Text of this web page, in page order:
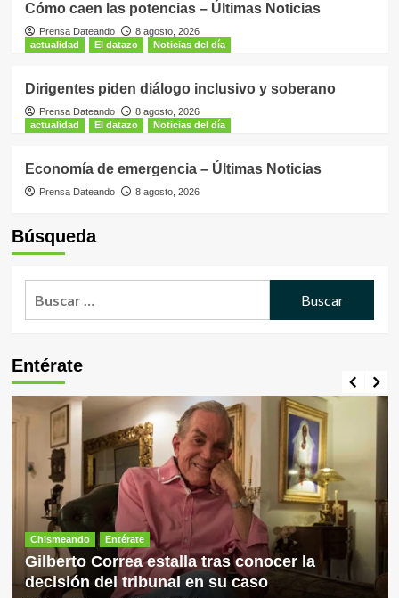
Cómo caen las potencias – Últimas Noticias
Prensa Dateando
8 agosto, 2026
actualidad
El datazo Noticias del día
Dirigentes piden diálogo inclusivo y soberano
Prensa Dateando
8 agosto, 2026
actualidad
El datazo Noticias del día
Economía de emergencia – Últimas Noticias
Prensa Dateando 8 agosto, 2026
Búsqueda
Entérate
Chismeando Entérate
Gilberto Correa estalla tras conocer la
decisión del tribunal en su caso